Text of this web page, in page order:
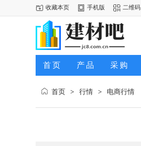
收藏本页 手机版 二维码
首页 产品 采购
首页 > 行情 > 电商行情